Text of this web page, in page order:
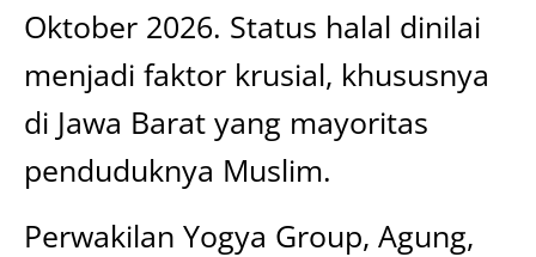
Oktober 2026. Status halal dinilai
menjadi faktor krusial, khususnya
di Jawa Barat yang mayoritas
penduduknya Muslim.
Perwakilan Yogya Group, Agung,